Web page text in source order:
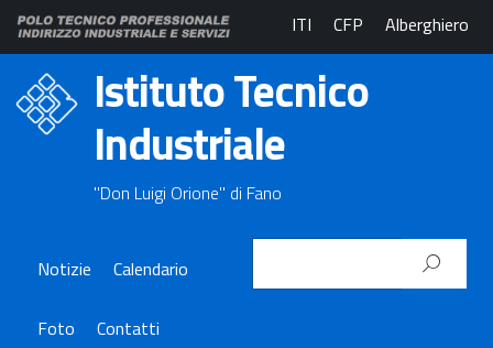
ITI CFP Alberghiero
Istituto Tecnico
Industriale
"Don Luigi Orione" di Fano
Notizie Calendario
Foto Contatti